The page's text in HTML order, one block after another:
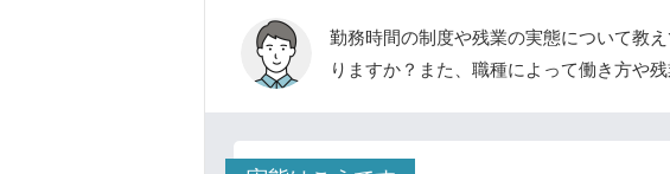
勤務時間の制度や残業の実態について教
りますか？また、職種によって働き方や